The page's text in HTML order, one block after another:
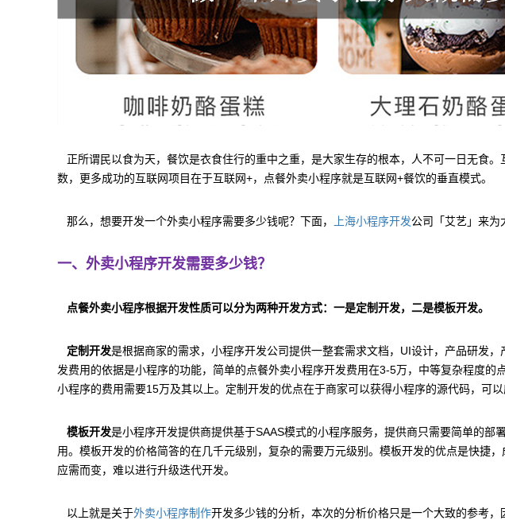
正所谓民以食为天，餐饮是衣食住行的重中之重，是大家生存的根本，人不可一日无食
数，更多成功的互联网项目在于互联网+，点餐外卖小程序就是互联网+餐饮的垂直模式。
那么，想要开发一个外卖小程序需要多少钱呢？下面， 上海小程序开发公司「艾艺」来为
一、外卖小程序开发需要多少钱？
点餐外卖小程序根据开发性质可以分为两种开发方式：一是定制开发，二是模板开发。
定制开发是根据商家的需求，小程序开发公司提供一整套需求文档，UI设计，产品研发
发费用的依据是小程序的功能，简单的点餐外卖小程序开发费用在3-5万，中等复杂程度的
小程序的费用需要15万及其以上。定制开发的优点在于商家可以获得小程序的源代码，可以
模板开发是小程序开发提供商提供基于SAAS模式的小程序服务，提供商只需要简单的部
用。模板开发的价格简答的在几千元级别，复杂的需要万元级别。模板开发的优点是快捷
应需而变，难以进行升级迭代开发。
以上就是关于外卖小程序制作开发多少钱的分析，本次的分析价格只是一个大致的参考